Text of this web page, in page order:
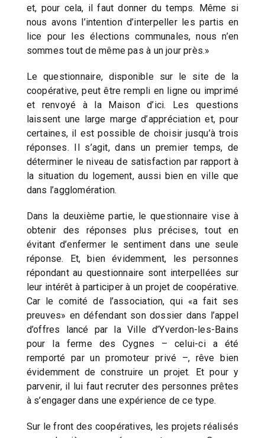
et, pour cela, il faut donner du temps. Même si
nous avons l’intention d’interpeller les partis en
lice pour les élections communales, nous n’en
sommes tout de même pas à un jour près.»
Le questionnaire, disponible sur le site de la
coopérative, peut être rempli en ligne ou imprimé
et renvoyé à la Maison d’ici. Les questions
laissent une large marge d’appréciation et, pour
certaines, il est possible de choisir jusqu’à trois
réponses. Il s’agit, dans un premier temps, de
déterminer le niveau de satisfaction par rapport à
la situation du logement, aussi bien en ville que
dans l’agglomération.
Dans la deuxième partie, le questionnaire vise à
obtenir des réponses plus précises, tout en
évitant d’enfermer le sentiment dans une seule
réponse. Et, bien évidemment, les personnes
répondant au questionnaire sont interpellées sur
leur intérêt à participer à un projet de coopérative.
Car le comité de l’association, qui «a fait ses
preuves» en défendant son dossier dans l’appel
d’offres lancé par la Ville d’Yverdon-les-Bains
pour la ferme des Cygnes – celui-ci a été
remporté par un promoteur privé –, rêve bien
évidemment de construire un projet. Et pour y
parvenir, il lui faut recruter des personnes prêtes
à s’engager dans une expérience de ce type.
Sur le front des coopératives, les projets réalisés